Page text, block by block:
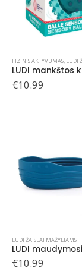
FIZINIS AKTYVUMAS, LUDI
€10.99
LUDI ŽAISLAI MAŽYLIAMS
€10.99